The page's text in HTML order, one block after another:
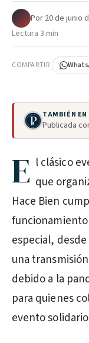
Por·20 de junio
Lectura 3 min
COMPARTIR
TAMBIÉN
Publicada
E l clásico
que
Hace Bien
funcionamiento
especial,
una
debido a la
para quienes
evento